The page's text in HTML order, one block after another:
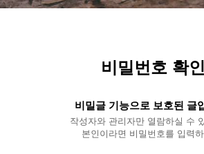
비밀번호 확인
비밀글 기능으로 보호된 글
작성자와 관리자만 열람하실 수
본인이라면 비밀번호를 입력